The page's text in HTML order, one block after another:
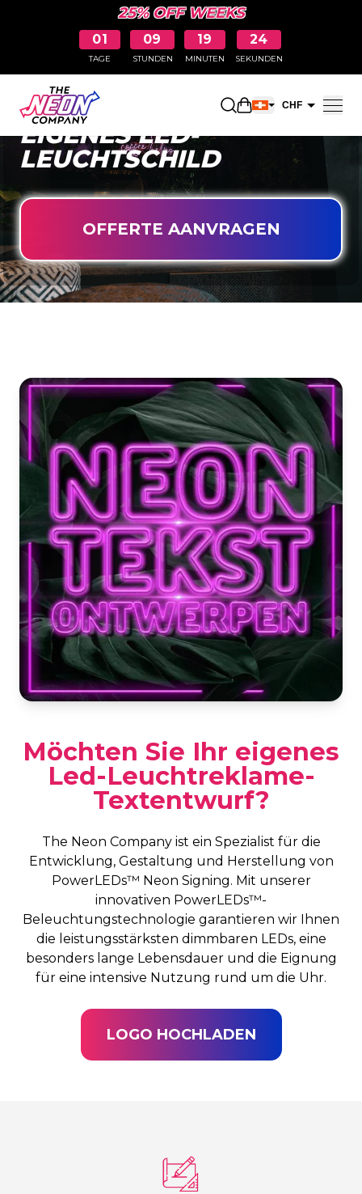
25% OFF WEEKS
01
TAGE
09
STUNDEN
19
MINUTEN
23
SEKUNDEN
Einkaufswagen
CHF
GESTALTEN SIE IHR
EIGENES LED-
LEUCHTSCHILD
OFFERTE AANVRAGEN
Möchten Sie Ihr eigenes
Led-Leuchtreklame-
Textentwurf?
The Neon Company ist ein Spezialist für die
Entwicklung, Gestaltung und Herstellung von
PowerLEDs™ Neon Signing. Mit unserer
innovativen PowerLEDs™-
Beleuchtungstechnologie garantieren wir Ihnen
die leistungsstärksten dimmbaren LEDs, eine
besonders lange Lebensdauer und die Eignung
für eine intensive Nutzung rund um die Uhr.
LOGO HOCHLADEN